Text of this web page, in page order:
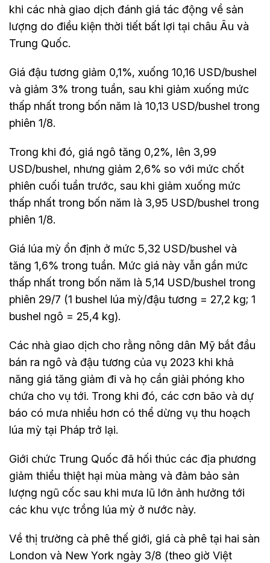
khi các nhà giao dịch đánh giá tác động về sản
lượng do điều kiện thời tiết bất lợi tại châu Âu và
Trung Quốc.
Giá đậu tương giảm 0,1%, xuống 10,16 USD/bushel
và giảm 3% trong tuần, sau khi giảm xuống mức
thấp nhất trong bốn năm là 10,13 USD/bushel trong
phiên 1/8.
Trong khi đó, giá ngô tăng 0,2%, lên 3,99
USD/bushel, nhưng giảm 2,6% so với mức chốt
phiên cuối tuần trước, sau khi giảm xuống mức
thấp nhất trong bốn năm là 3,95 USD/bushel trong
phiên 1/8.
Giá lúa mỳ ổn định ở mức 5,32 USD/bushel và
tăng 1,6% trong tuần. Mức giá này vẫn gần mức
thấp nhất trong bốn năm là 5,14 USD/bushel trong
phiên 29/7 (1 bushel lúa mỳ/đậu tương = 27,2 kg; 1
bushel ngô = 25,4 kg).
Các nhà giao dịch cho rằng nông dân Mỹ bắt đầu
bán ra ngô và đậu tương của vụ 2023 khi khả
năng giá tăng giảm đi và họ cần giải phóng kho
chứa cho vụ tới. Trong khi đó, các cơn bão và dự
báo có mưa nhiều hơn có thể dừng vụ thu hoạch
lúa mỳ tại Pháp trở lại.
Giới chức Trung Quốc đã hối thúc các địa phương
giảm thiểu thiệt hại mùa màng và đảm bảo sản
lượng ngũ cốc sau khi mưa lũ lớn ảnh hưởng tới
các khu vực trồng lúa mỳ ở nước này.
Về thị trường cà phê thế giới, giá cà phê tại hai sàn
London và New York ngày 3/8 (theo giờ Việt